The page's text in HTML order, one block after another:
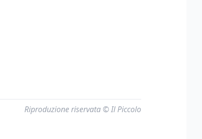
Riproduzione riservata © Il Piccolo